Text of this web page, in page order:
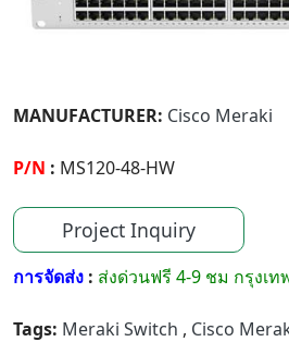
MANUFACTURER: Cisco Meraki
P/N : MS120-48-HW
Project Inquiry
การจัดส่ง : ส่งด่วนฟรี 4-9 ชม กรุงเ
Tags: Meraki Switch , Cisco